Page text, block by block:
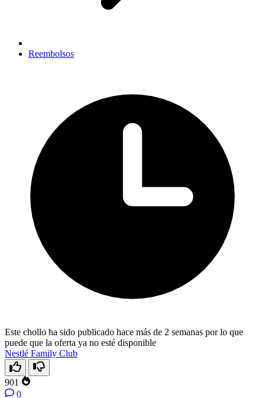
Reembolsos
Este chollo ha sido publicado hace más de 2 semanas por lo que
puede que la oferta ya no esté disponible
Nestlé Family Club
901
0